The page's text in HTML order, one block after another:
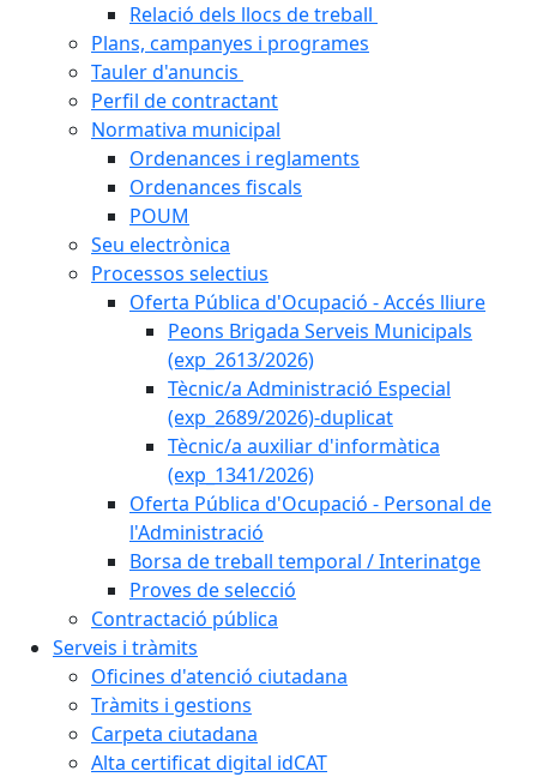
Relació dels llocs de treball
Plans, campanyes i programes
Tauler d'anuncis
Perfil de contractant
Normativa municipal
Ordenances i reglaments
Ordenances fiscals
POUM
Seu electrònica
Processos selectius
Oferta Pública d'Ocupació - Accés lliure
Peons Brigada Serveis Municipals
(exp_2613/2026)
Tècnic/a Administració Especial
(exp_2689/2026)-duplicat
Tècnic/a auxiliar d'informàtica
(exp_1341/2026)
Oferta Pública d'Ocupació - Personal de
l'Administració
Borsa de treball temporal / Interinatge
Proves de selecció
Contractació pública
Serveis i tràmits
Oficines d'atenció ciutadana
Tràmits i gestions
Carpeta ciutadana
Alta certificat digital idCAT